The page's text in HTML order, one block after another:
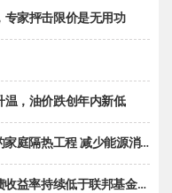
家抨击限价是无用功
，油价跌创年内新低
庭隔热工程 减少能源消耗
续低于联邦基金利率目标区间